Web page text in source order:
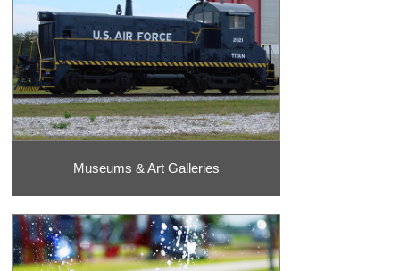
Museums & Art Galleries